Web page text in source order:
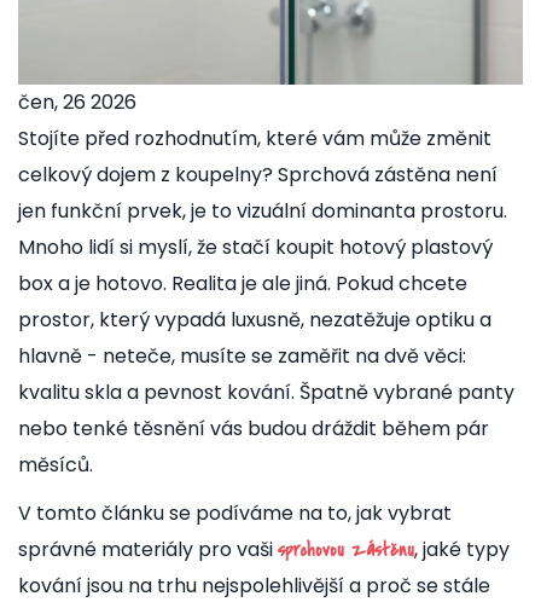
čen, 26 2026
Stojíte před rozhodnutím, které vám může změnit
celkový dojem z koupelny? Sprchová zástěna není
jen funkční prvek, je to vizuální dominanta prostoru.
Mnoho lidí si myslí, že stačí koupit hotový plastový
box a je hotovo. Realita je ale jiná. Pokud chcete
prostor, který vypadá luxusně, nezatěžuje optiku a
hlavně - neteče, musíte se zaměřit na dvě věci:
kvalitu skla a pevnost kování. Špatně vybrané panty
nebo tenké těsnění vás budou dráždit během pár
měsíců.
V tomto článku se podíváme na to, jak vybrat
správné materiály pro vašisprchovou zástěnu, jaké typy
kování jsou na trhu nejspolehlivější a proč se stále